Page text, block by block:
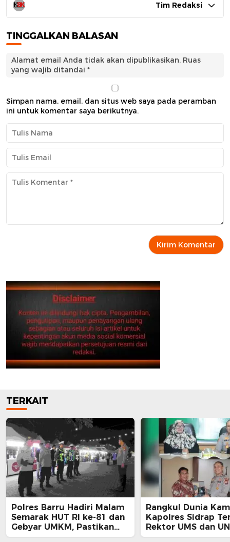
Tim Redaksi
TINGGALKAN BALASAN
Alamat email Anda tidak akan dipublikasikan. Ruas
yang wajib ditandai *
Simpan nama, email, dan situs web saya pada peramban
ini untuk komentar saya berikutnya.
TERKAIT
Polres Barru Hadiri Malam
Semarak HUT RI ke-81 dan
Gebyar UMKM, Pastikan
Kegiatan Berlangsung
Rangkul Dunia
Kapolres Sidrap
Rektor UMS dan
Ajak Bersama Jaga